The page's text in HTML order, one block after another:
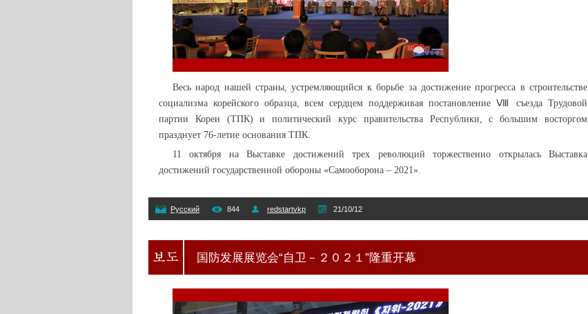
Весь народ нашей страны, устремляющийся к борьбе за достижение прогресса в строительстве
социализма корейского образца, всем сердцем поддерживая постановление Ⅷ съезда Трудовой
партии Кореи (ТПК) и политический курс правительства Республики, с большим восторгом
празднует 76-летие основания ТПК.
11 октября на Выставке достижений трех революций торжественно открылась Выставка
достижений государственной обороны «Самооборона – 2021».
Русский 844 redstartvkp 21/10/12
国防发展展览会“自卫－２０２１”隆重开幕